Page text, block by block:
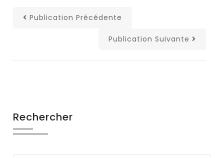
Publication Précédente
Publication Suivante
Rechercher